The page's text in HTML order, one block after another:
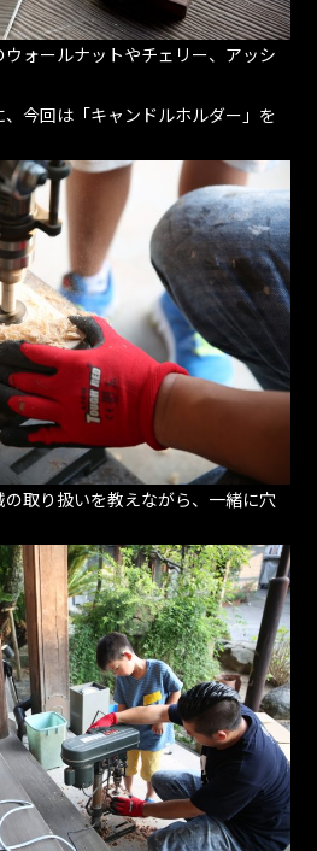
ォールナットやチェリー、アッシ
今回は「キャンドルホルダー」を
取り扱いを教えながら、一緒に穴